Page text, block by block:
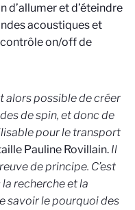
d’allumer et d’éteindre
acoustiques et
contrôle on/off de
alors possible de créer
de spin, et donc de
pour le transport
Pauline Rovillain. Il
de principe. C’est
recherche et la
savoir le pourquoi des